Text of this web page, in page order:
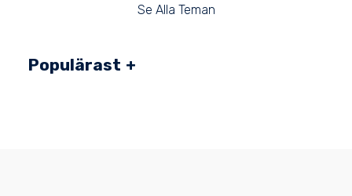
Se Alla Teman
Populärast